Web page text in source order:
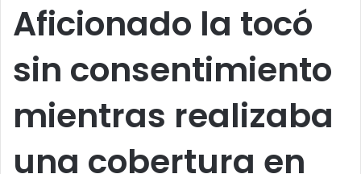
Aficionado la tocó
sin consentimiento
mientras realizaba
una cobertura en